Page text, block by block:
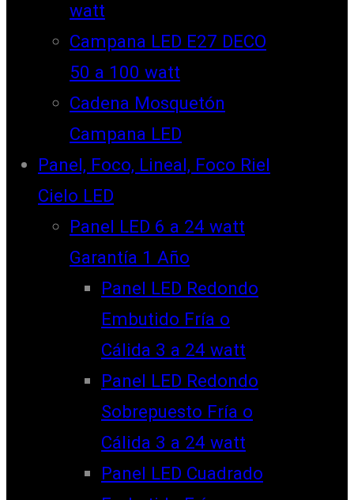
watt
Campana LED E27 DECO
50 a 100 watt
Cadena Mosquetón
Campana LED
Panel, Foco, Lineal, Foco Riel
Cielo LED
Panel LED 6 a 24 watt
Garantía 1 Año
Panel LED Redondo
Embutido Fría o
Cálida 3 a 24 watt
Panel LED Redondo
Sobrepuesto Fría o
Cálida 3 a 24 watt
Panel LED Cuadrado